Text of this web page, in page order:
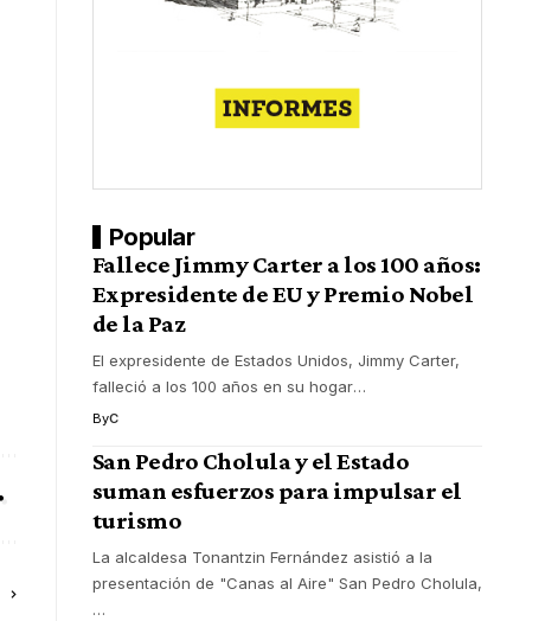
Popular
Fallece Jimmy Carter a los 100 años:
Expresidente de EU y Premio Nobel
de la Paz
El expresidente de Estados Unidos, Jimmy Carter,
falleció a los 100 años en su hogar…
ByC
San Pedro Cholula y el Estado
suman esfuerzos para impulsar el
turismo
La alcaldesa Tonantzin Fernández asistió a la
presentación de "Canas al Aire" San Pedro Cholula,
…